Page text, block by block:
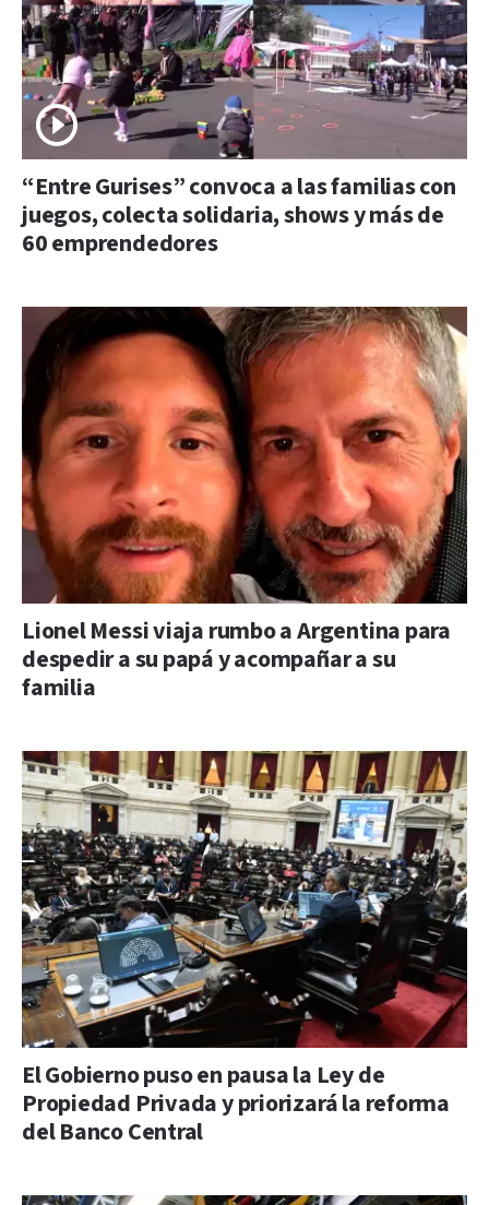
“Entre Gurises” convoca a las familias con
juegos, colecta solidaria, shows y más de
60 emprendedores
Lionel Messi viaja rumbo a Argentina para
despedir a su papá y acompañar a su
familia
El Gobierno puso en pausa la Ley de
Propiedad Privada y priorizará la reforma
del Banco Central